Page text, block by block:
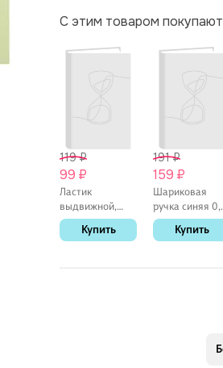
и карандашом — то, что
С этим товаром покупают
119 ₽
99 ₽
Ластик
выдвижной,
Tochain,
щеточка, в
Купить
191 ₽
159 ₽
Шариковая
ручка синяя
мм, BPS-GP-F
Pilot
Купить